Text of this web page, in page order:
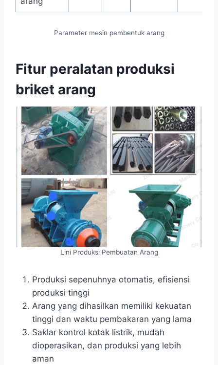
Parameter mesin pembentuk arang
Fitur peralatan produksi
briket arang
Lini Produksi Pembuatan Arang
Produksi sepenuhnya otomatis, efisiensi
produksi tinggi
Arang yang dihasilkan memiliki kekuatan
tinggi dan waktu pembakaran yang lama
Saklar kontrol kotak listrik, mudah
dioperasikan, dan produksi yang lebih
aman